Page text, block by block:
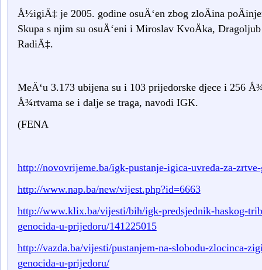
Å½igiÄ‡ je 2005. godine osuÄ‘en zbog zloÄina
Skupa s njim su osuÄ‘eni i Miroslav KvoÄka,
RadiÄ‡.
MeÄ‘u 3.173 ubijena su i 103 prijedorske djece i 256
Å¾rtvama se i dalje se traga, navodi IGK.
(FENA
http://novovrijeme.ba/igk-pustanje-igica-uvreda-za-
http://www.nap.ba/new/vijest.php?id=6663
http://www.klix.ba/vijesti/bih/igk-predsjednik-haskog-
genocida-u-prijedoru/141225015
http://vazda.ba/vijesti/pustanjem-na-slobodu-zlocinca-
genocida-u-prijedoru/